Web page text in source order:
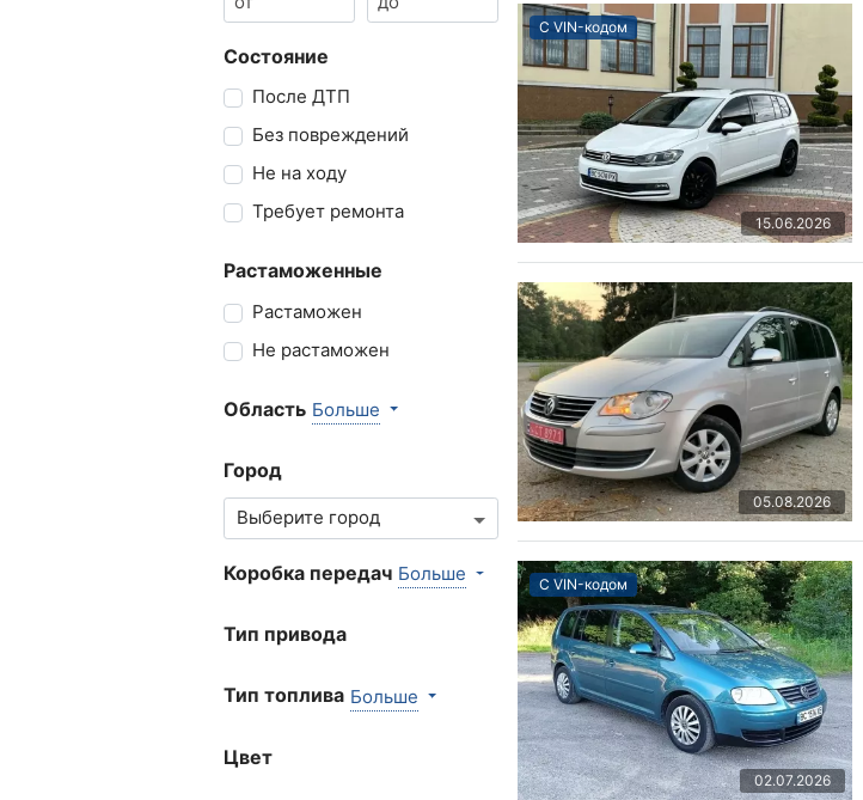
Состояние
После ДТП
Без повреждений
Не на ходу
Требует ремонта
Растаможенные
Растаможен
Не растаможен
Область Больше
Город
Коробка передач Больше
Тип привода
Тип топлива Больше
Цвет
С VIN-кодом
15.06.2026
05.08.2026
С VIN-кодом
02.07.2026